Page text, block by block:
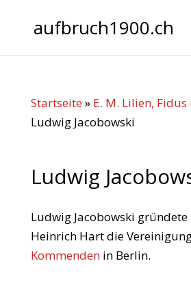
aufbruch1900.ch
Startseite » E. M. Lilien,
Ludwig Jacobowski
Ludwig
Ludwig Jacobowski
Heinrich Hart die
Kommendenin Berlin.